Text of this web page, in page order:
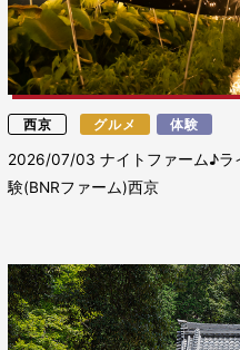
西京 グルメ 体験
2026/07/03ナイトファーム♪ラ
験(BNRファーム)西京